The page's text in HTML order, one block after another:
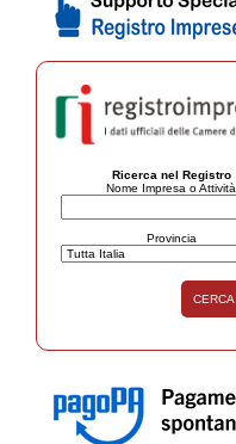
Ricerca nel Registro
Nome Impresa o Attività
Provincia
CERCA